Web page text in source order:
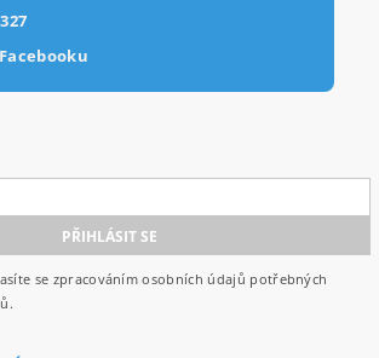
se zpracováním osobních údajů potřebných